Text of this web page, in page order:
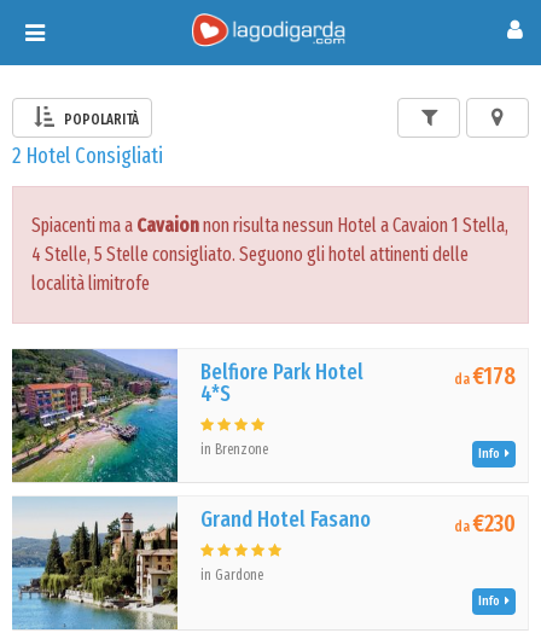
Toggle
navigation
POPOLARITÀ
2 Hotel Consigliati
Spiacenti ma a Cavaionnon risulta nessun Hotel a Cavaion 1 Stella,
4 Stelle, 5 Stelle consigliato. Seguono gli hotel attinenti delle
località limitrofe
Belfiore Park Hotel
4*S
in Brenzone
da€178
Info
Grand Hotel Fasano
in Gardone
da€230
Info